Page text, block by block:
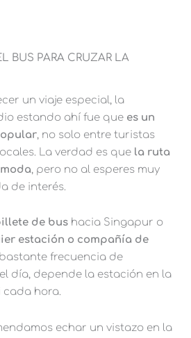
BUS PARA CRUZAR LA
un viaje especial, la
estando ahí fue que es un
, no solo entre turistas
La verdad es que la ruta
, pero no al esperes muy
de interés.
de bus hacia Singapur o
estación o compañía de
frecuencia de
día, depende la estación en la
cada hora.
echar un vistazo en la